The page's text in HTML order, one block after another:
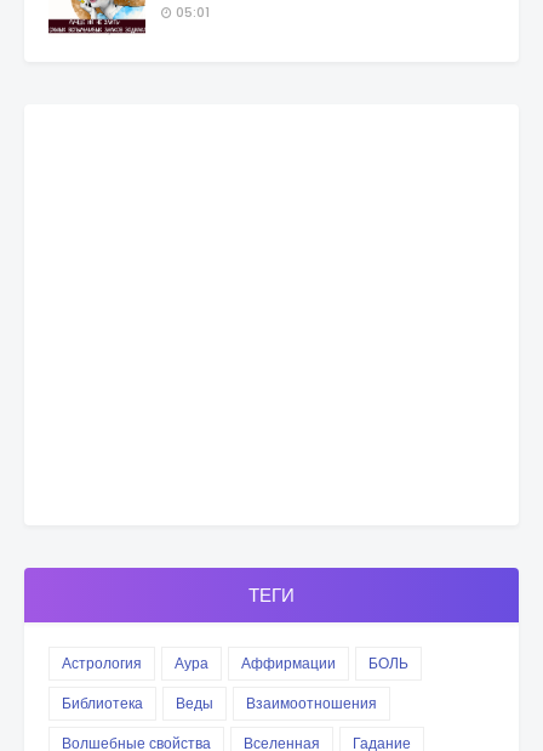
05:01
ТЕГИ
Астрология Аура Аффирмации
БОЛЬ
Библиотека
Веды
Взаимоотношения
Волшебные свойства
Вселенная
Гадание